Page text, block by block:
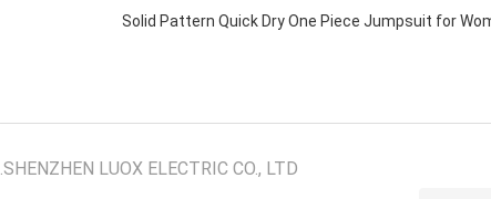
Solid Pattern Quick Dry One Piece Jumpsuit for
SHENZHEN LUOX ELECTRIC CO., LTD.